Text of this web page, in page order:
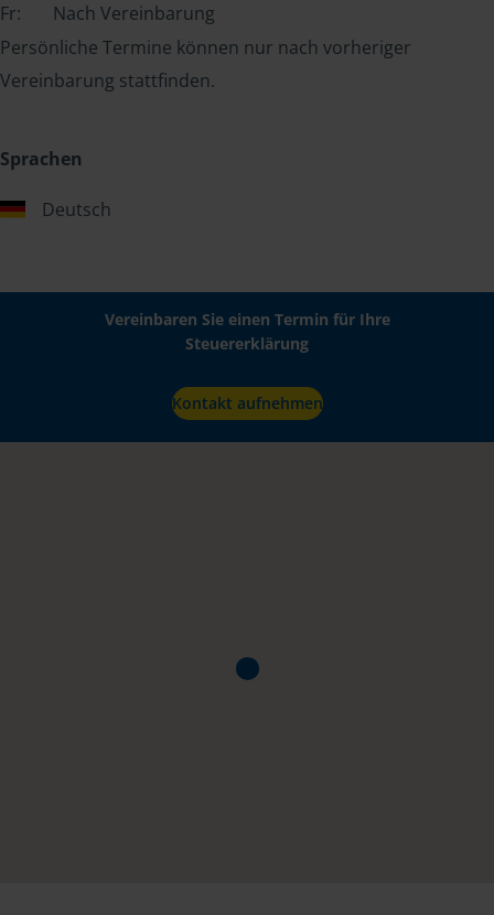
Fr:
Nach Vereinbarung
Persönliche Termine können nur nach vorheriger
Vereinbarung stattfinden.
Sprachen
Deutsch
Vereinbaren Sie einen Termin für Ihre
Steuererklärung
Kontakt aufnehmen